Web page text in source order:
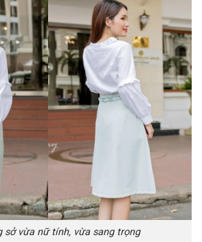
sở vừa nữ tính, vừa sang trọng